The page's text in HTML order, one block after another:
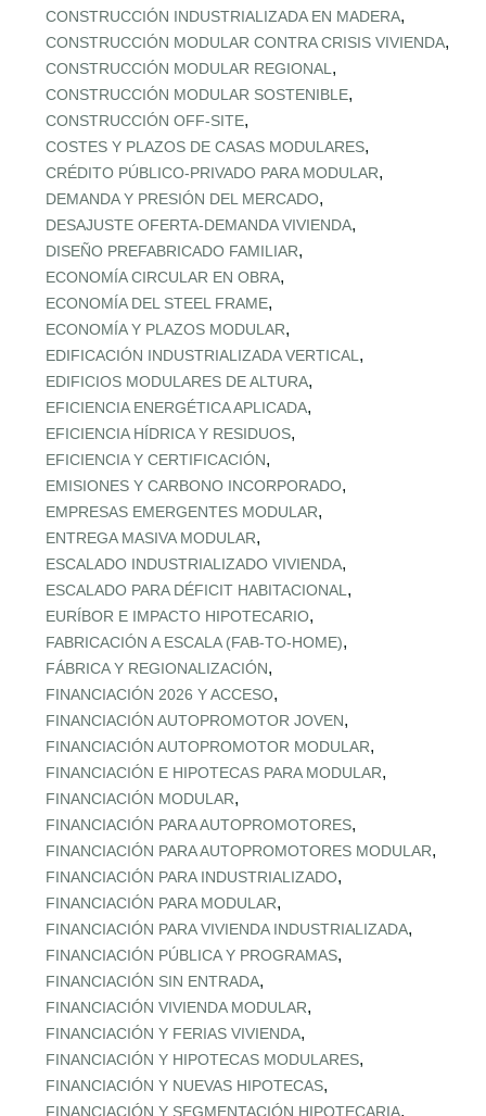
CONSTRUCCIÓN INDUSTRIALIZADA EN MADERA,
CONSTRUCCIÓN MODULAR CONTRA CRISIS VIVIENDA,
CONSTRUCCIÓN MODULAR REGIONAL ,
CONSTRUCCIÓN MODULAR SOSTENIBLE,
CONSTRUCCIÓN OFF‑SITE,
COSTES Y PLAZOS DE CASAS MODULARES,
CRÉDITO PÚBLICO‑PRIVADO PARA MODULAR,
DEMANDA Y PRESIÓN DEL MERCADO,
DESAJUSTE OFERTA‑DEMANDA VIVIENDA,
DISEÑO PREFABRICADO FAMILIAR,
ECONOMÍA CIRCULAR EN OBRA,
ECONOMÍA DEL STEEL FRAME,
ECONOMÍA Y PLAZOS MODULAR,
EDIFICACIÓN INDUSTRIALIZADA VERTICAL ,
EDIFICIOS MODULARES DE ALTURA,
EFICIENCIA ENERGÉTICA APLICADA,
EFICIENCIA HÍDRICA Y RESIDUOS,
EFICIENCIA Y CERTIFICACIÓN,
EMISIONES Y CARBONO INCORPORADO,
EMPRESAS EMERGENTES MODULAR,
ENTREGA MASIVA MODULAR,
ESCALADO INDUSTRIALIZADO VIVIENDA,
ESCALADO PARA DÉFICIT HABITACIONAL ,
EURÍBOR E IMPACTO HIPOTECARIO,
FABRICACIÓN A ESCALA (FAB‑TO‑HOME),
FÁBRICA Y REGIONALIZACIÓN,
FINANCIACIÓN 2026 Y ACCESO,
FINANCIACIÓN AUTOPROMOTOR JOVEN,
FINANCIACIÓN AUTOPROMOTOR MODULAR,
FINANCIACIÓN E HIPOTECAS PARA MODULAR,
FINANCIACIÓN MODULAR,
FINANCIACIÓN PARA AUTOPROMOTORES,
FINANCIACIÓN PARA AUTOPROMOTORES MODULAR,
FINANCIACIÓN PARA INDUSTRIALIZADO,
FINANCIACIÓN PARA MODULAR,
FINANCIACIÓN PARA VIVIENDA INDUSTRIALIZADA,
FINANCIACIÓN PÚBLICA Y PROGRAMAS,
FINANCIACIÓN SIN ENTRADA,
FINANCIACIÓN VIVIENDA MODULAR,
FINANCIACIÓN Y FERIAS VIVIENDA,
FINANCIACIÓN Y HIPOTECAS MODULARES,
FINANCIACIÓN Y NUEVAS HIPOTECAS,
FINANCIACIÓN Y SEGMENTACIÓN HIPOTECARIA,